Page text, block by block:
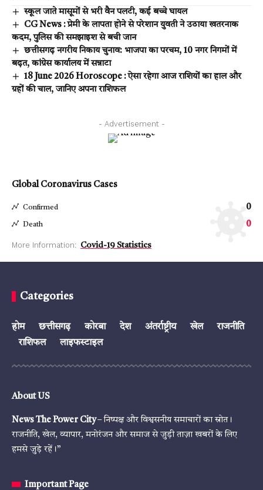
स्कूल जाते मासूमों से भरी वैन पलटी, कई बच्चे घायल
CG News : प्रेमी के लापता होने से परेशान युवती ने उठाया खतरनाक
कदम, पुलिस की समझाइश से बची जान
छत्तीसगढ़ नगरीय निकाय चुनाव: भाजपा का परचम, 10 नगर निगमों में
बढ़त, कांग्रेस कार्यालय में सन्नाटा
18 June 2026 Horoscope : ऐसा रहेगा आज राशियों का हाल और
ग्रहों की चाल, जानिए अपना राशिफल
- Advertisement -
Global Coronavirus Cases
Confirmed 0
Death 0
More Information: Covid-19 Statistics
Categories
होम छत्तीसगढ़ कोरबा देश अंतर्राष्ट्रीय खेल
राजनीति
राशिफल
लाइफस्टाइल
About US
News The Power City– निष्पक्ष और विश्वसनीय समाचारों का स्रोत।
राजनीति, खेल, व्यापार, मनोरंजन और समाज से जुड़ी ताज़ा खबरों के लिए
हमसे जुड़े रहें।”
Important Page